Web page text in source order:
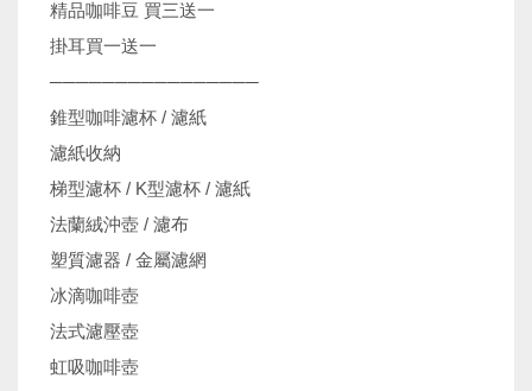
精品咖啡豆 買三送一
掛耳買一送一
────────────────
錐型咖啡濾杯 / 濾紙
濾紙收納
梯型濾杯 / K型濾杯 / 濾紙
法蘭絨沖壺 / 濾布
塑質濾器 / 金屬濾網
冰滴咖啡壺
法式濾壓壺
虹吸咖啡壺